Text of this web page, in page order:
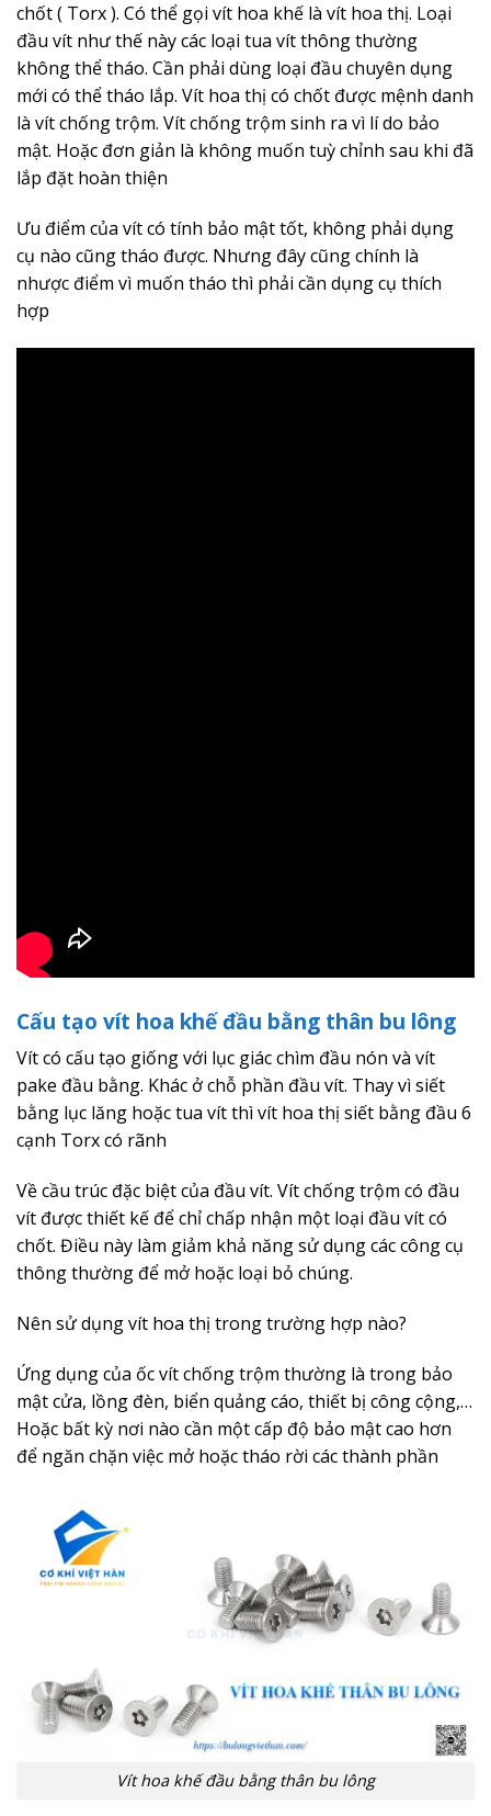
chốt ( Torx ). Có thể gọi vít hoa khế là vít hoa thị. Loại
đầu vít như thế này các loại tua vít thông thường
không thể tháo. Cần phải dùng loại đầu chuyên dụng
mới có thể tháo lắp. Vít hoa thị có chốt được mệnh danh
là vít chống trộm. Vít chống trộm sinh ra vì lí do bảo
mật. Hoặc đơn giản là không muốn tuỳ chỉnh sau khi đã
lắp đặt hoàn thiện
Ưu điểm của vít có tính bảo mật tốt, không phải dụng
cụ nào cũng tháo được. Nhưng đây cũng chính là
nhược điểm vì muốn tháo thì phải cần dụng cụ thích
hợp
Cấu tạo vít hoa khế đầu bằng thân bu lông
Vít có cấu tạo giống với lục giác chìm đầu nón và vít
pake đầu bằng. Khác ở chỗ phần đầu vít. Thay vì siết
bằng lục lăng hoặc tua vít thì vít hoa thị siết bằng đầu 6
cạnh Torx có rãnh
Về cầu trúc đặc biệt của đầu vít. Vít chống trộm có đầu
vít được thiết kế để chỉ chấp nhận một loại đầu vít có
chốt. Điều này làm giảm khả năng sử dụng các công cụ
thông thường để mở hoặc loại bỏ chúng.
Nên sử dụng vít hoa thị trong trường hợp nào?
Ứng dụng của ốc vít chống trộm thường là trong bảo
mật cửa, lồng đèn, biển quảng cáo, thiết bị công cộng,…
Hoặc bất kỳ nơi nào cần một cấp độ bảo mật cao hơn
để ngăn chặn việc mở hoặc tháo rời các thành phần
Vít hoa khế đầu bằng thân bu lông